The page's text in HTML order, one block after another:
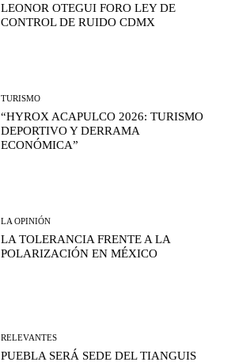
LEONOR OTEGUI FORO LEY DE
CONTROL DE RUIDO CDMX
TURISMO
“HYROX ACAPULCO 2026: TURISMO
DEPORTIVO Y DERRAMA
ECONÓMICA”
LA OPINIÓN
LA TOLERANCIA FRENTE A LA
POLARIZACIÓN EN MÉXICO
RELEVANTES
PUEBLA SERÁ SEDE DEL TIANGUIS